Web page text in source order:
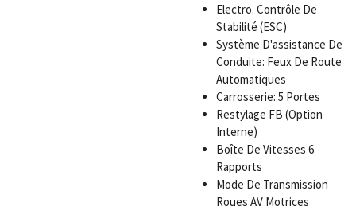
Electro. Contrôle De
Stabilité (ESC)
Système D'assistance De
Conduite: Feux De Route
Automatiques
Carrosserie: 5 Portes
Restylage FB (Option
Interne)
Boîte De Vitesses 6
Rapports
Mode De Transmission
Roues AV Motrices